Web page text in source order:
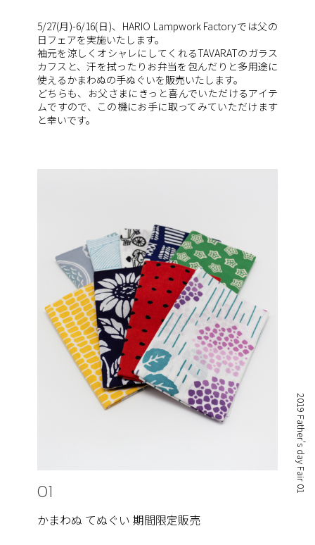
5/27(月)-6/16(日)、HARIO Lampwork Factoryでは父の
日フェアを実施いたします。
袖元を涼しくオシャレにしてくれるTAVARATのガラス
カフスと、汗を拭ったりお弁当を包んだりと多用途に
使えるかまわぬの手ぬぐいを販売いたします。
どちらも、お父さまにきっと喜んでいただけるアイテ
ムですので、この機にお手に取ってみていただけます
と幸いです。
2019 Father's day Fair 01
01
かまわぬ てぬぐい 期間限定販売